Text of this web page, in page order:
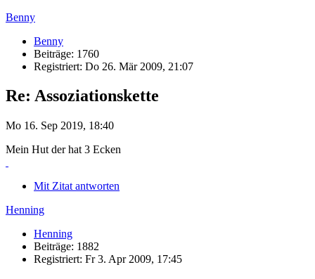
Benny
Benny
Beiträge: 1760
Registriert: Do 26. Mär 2009, 21:07
Re: Assoziationskette
Mo 16. Sep 2019, 18:40
Mein Hut der hat 3 Ecken
Mit Zitat antworten
Henning
Henning
Beiträge: 1882
Registriert: Fr 3. Apr 2009, 17:45